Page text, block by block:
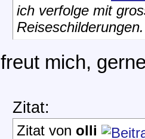
ich verfolge mit
freut mich,
Zitat:
Zitat von olli